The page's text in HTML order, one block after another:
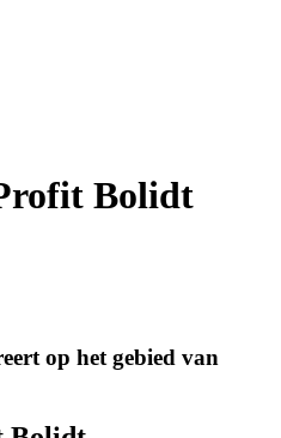
Bolidt
op het gebied van